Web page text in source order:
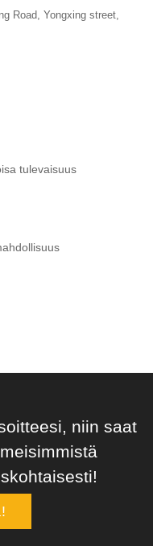
Road, Yongxing street,
tulevaisuus
niin saat